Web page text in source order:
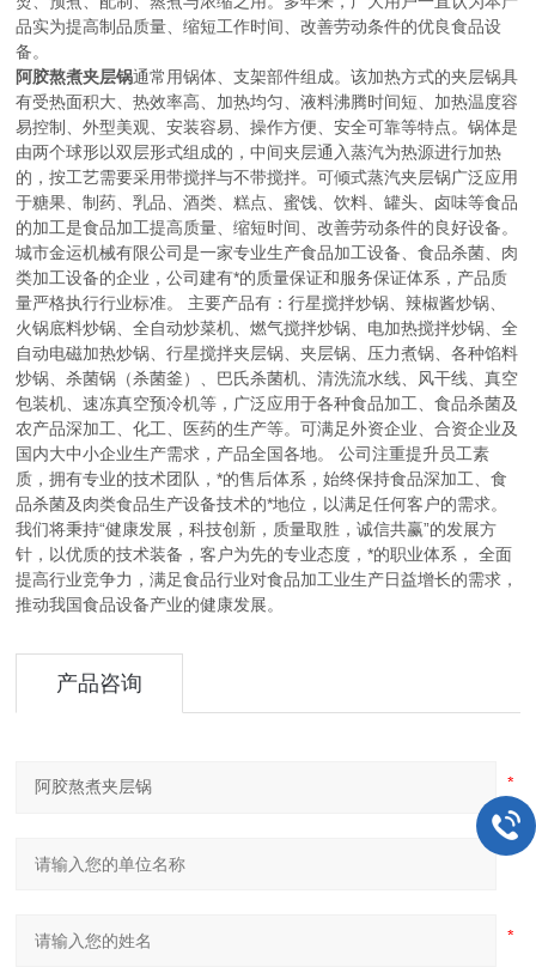
品实为提高制品质量、缩短工作时间、改善劳动条件的优良食品设
备。
阿胶熬煮夹层锅通常用锅体、支架部件组成。该加热方式的夹层锅具
有受热面积大、热效率高、加热均匀、液料沸腾时间短、加热温度容
易控制、外型美观、安装容易、操作方便、安全可靠等特点。锅体是
由两个球形以双层形式组成的，中间夹层通入蒸汽为热源进行加热
的，按工艺需要采用带搅拌与不带搅拌。可倾式蒸汽夹层锅广泛应用
于糖果、制药、乳品、酒类、糕点、蜜饯、饮料、罐头、卤味等食品
的加工是食品加工提高质量、缩短时间、改善劳动条件的良好设备。
城市金运机械有限公司是一家专业生产食品加工设备、食品杀菌、肉
类加工设备的企业，公司建有*的质量保证和服务保证体系，产品质
量严格执行行业标准。 主要产品有：行星搅拌炒锅、辣椒酱炒锅、
火锅底料炒锅、全自动炒菜机、燃气搅拌炒锅、电加热搅拌炒锅、全
自动电磁加热炒锅、行星搅拌夹层锅、夹层锅、压力煮锅、各种馅料
炒锅、杀菌锅（杀菌釜）、巴氏杀菌机、清洗流水线、风干线、真空
包装机、速冻真空预冷机等，广泛应用于各种食品加工、食品杀菌及
农产品深加工、化工、医药的生产等。可满足外资企业、合资企业及
国内大中小企业生产需求，产品全国各地。 公司注重提升员工素
质，拥有专业的技术团队，*的售后体系，始终保持食品深加工、食
品杀菌及肉类食品生产设备技术的*地位，以满足任何客户的需求。
我们将秉持“健康发展，科技创新，质量取胜，诚信共赢”的发展方
针，以优质的技术装备，客户为先的专业态度，*的职业体系， 全面
提高行业竞争力，满足食品行业对食品加工业生产日益增长的需求，
推动我国食品设备产业的健康发展。
产品咨询